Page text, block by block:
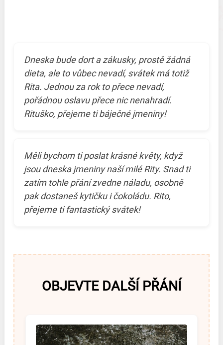
Dneska bude dort a zákusky, prostě žádná
dieta, ale to vůbec nevadí, svátek má totiž
Rita. Jednou za rok to přece nevadí,
pořádnou oslavu přece nic nenahradí.
Rituško, přejeme ti báječné jmeniny!
Měli bychom ti poslat krásné květy, když
jsou dneska jmeniny naší milé Rity. Snad ti
zatím tohle přání zvedne náladu, osobně
pak dostaneš kytičku i čokoládu. Rito,
přejeme ti fantastický svátek!
OBJEVTE DALŠÍ PŘÁNÍ